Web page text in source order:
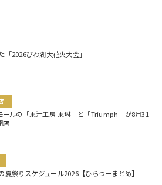
「2026びわ湖大花火大会」
ールの「果汁工房 果琳」と「Triumph」が8月31
店
夏祭りスケジュール2026【ひらつーまとめ】